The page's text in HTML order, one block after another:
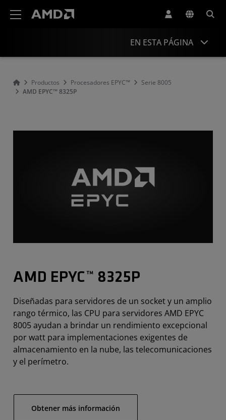
EN ESTA PÁGINA
Productos Procesadores EPYC™
Serie 8005
AMD EPYC™ 8325P
AMD EPYC™ 8325P
Diseñadas para servidores de un socket y un amplio
rango térmico, las CPU para servidores AMD EPYC
8005 ayudan a brindar un rendimiento excepcional
por watt para implementaciones exigentes de
almacenamiento en la nube, las telecomunicaciones
y el perímetro.
Obtener más información